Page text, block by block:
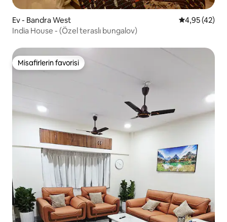
Ev - Bandra West 5 üzerinden
4,95 (42)
India House - (Özel teraslı bungalov)
Misafirlerin favorisi
Misafirlerin favorisi